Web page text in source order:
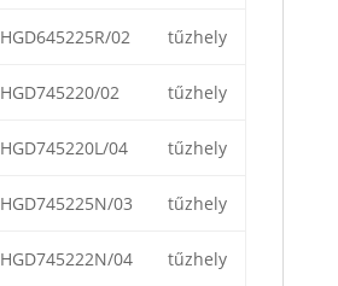
HGD645225R/02 tűzhely
HGD745220/02 tűzhely
HGD745220L/04 tűzhely
HGD745225N/03 tűzhely
HGD745222N/04 tűzhely